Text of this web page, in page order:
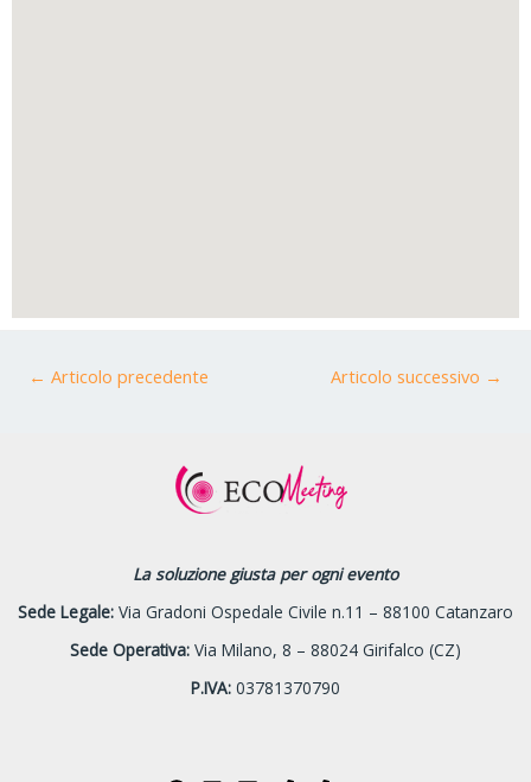
← Articolo precedente Articolo successivo →
La soluzione giusta per ogni evento
Sede Legale: Via Gradoni Ospedale Civile n.11 – 88100 Catanzaro
Sede Operativa: Via Milano, 8 – 88024 Girifalco (CZ)
P.IVA: 03781370790